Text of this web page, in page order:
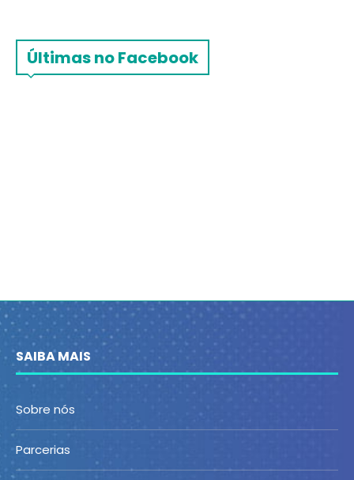
Últimas no Facebook
SAIBA MAIS
Sobre nós
Parcerias